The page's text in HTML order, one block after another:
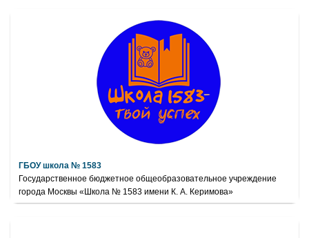
ГБОУ школа № 1583
Государственное бюджетное общеобразовательное учреждение
города Москвы «Школа № 1583 имени К. А. Керимова»